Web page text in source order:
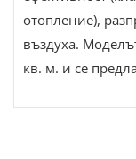
отопление),
въздуха.
кв. м. и се